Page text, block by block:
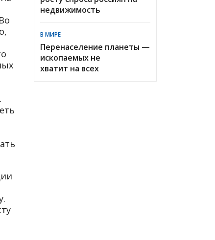
недвижимость
В МИРЕ
Перенаселение планеты —
ископаемых не
хватит на всех